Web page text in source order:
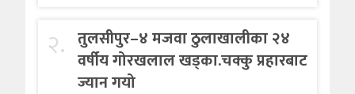
२. तुलसीपुर–४ मजवा ठुलाखालीका २४
वर्षीय गोरखलाल खड्का.चक्कु प्रहारबाट
ज्यान गयो